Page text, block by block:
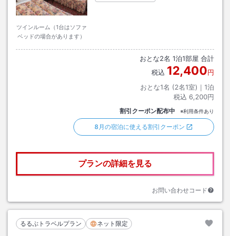
ツインルーム（1台はソファ
ベッドの場合があります）
おとな2名 1泊1部屋 合計
税込 12,400円
おとな1名 (2名1室)｜ 1泊
税込 6,200円
割引クーポン配布中 ※利用条件あり
8月の宿泊に使える割引クーポン
プランの詳細を見る
お問い合わせコード
るるぶトラベルプラン ネット限定